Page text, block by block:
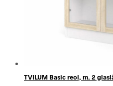
TVILUM Basic reol, m. 2